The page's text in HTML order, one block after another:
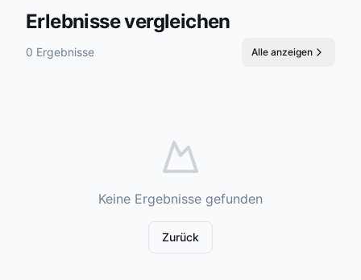
Erlebnisse vergleichen
0 Ergebnisse Alle anzeigen
Keine Ergebnisse gefunden
Zurück